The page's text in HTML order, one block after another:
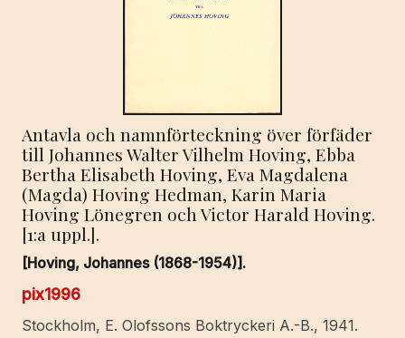
Antavla och namnförteckning över förfäder
till Johannes Walter Vilhelm Hoving, Ebba
Bertha Elisabeth Hoving, Eva Magdalena
(Magda) Hoving Hedman, Karin Maria
Hoving Lönegren och Victor Harald Hoving.
[1:a uppl.].
[Hoving, Johannes (1868-1954)].
pix1996
Stockholm, E. Olofssons Boktryckeri A.-B., 1941.